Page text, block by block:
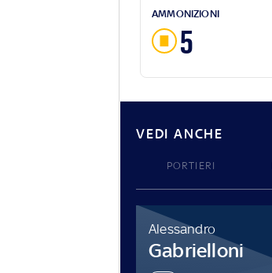
AMMONIZIONI
5
VEDI ANCHE
PORTIERI
Alessandro
Gabrielloni